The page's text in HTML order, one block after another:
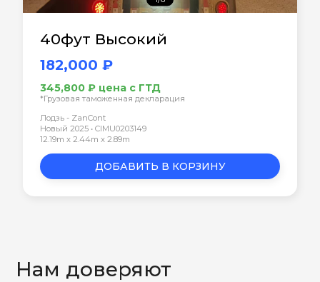
40фут Высокий
182,000 ₽
345,800 ₽ цена с ГТД
*Грузовая таможенная декларация
Лодзь - ZanCont
Новый 2025 • CIMU0203149
12.19m x 2.44m x 2.89m
ДОБАВИТЬ В КОРЗИНУ
Нам доверяют